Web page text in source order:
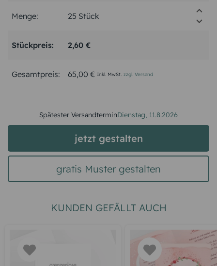
Menge:
Stückpreis: 2,60 €
Gesamtpreis: 65,00 € Inkl. MwSt. zzgl. Versand
Spätester VersandterminDienstag, 11.8.2026
jetzt gestalten
gratis Muster gestalten
KUNDEN GEFÄLLT AUCH